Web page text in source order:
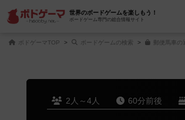
世界のボードゲームを楽しもう！
ボードゲーム専門の総合情報サイト
ボドゲーマTOP ボードゲームの検索 郵便馬車の
2人～4人 60分前後